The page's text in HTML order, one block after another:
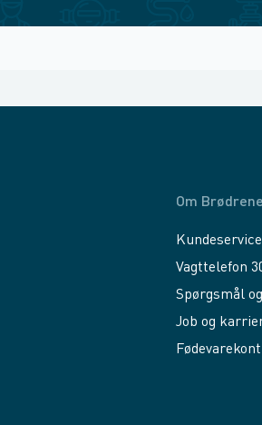
Om
Kundeservice
Vagttelefon
Spørgsmål
Job og